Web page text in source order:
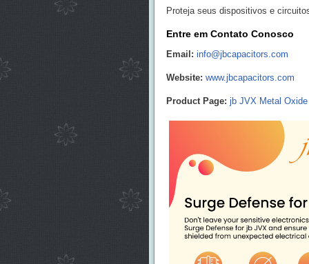
Proteja seus dispositivos e
Entre em Contato Conosco
Email: info@jbcapacitors.com
Website: www.jbcapacitors.com
Product Page: jb JVX Metal Oxide